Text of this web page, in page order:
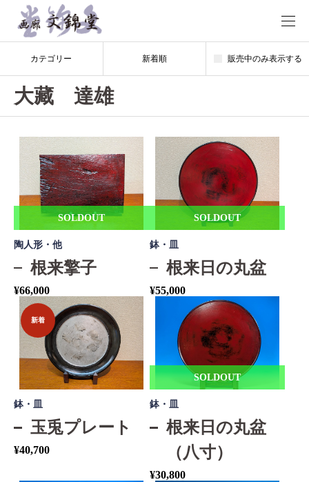
カテゴリー 新着順 販売中のみ表示する
大藏 達雄
陶人形・他
根来擎子
¥66,000
SOLDOUT
鉢・皿
根来日の丸盆
¥55,000
SOLDOUT
新着
鉢・皿
玉兎プレート
¥40,700
鉢・皿
根来日の丸盆
（八寸）
¥30,800
SOLDOUT